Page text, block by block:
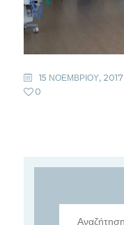
15 ΝΟΕΜΒΡΙΟΥ, 2017
0